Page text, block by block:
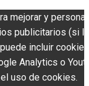
mejorar y
publicitarios (si
incluir
Analytics o
uso de cookies.